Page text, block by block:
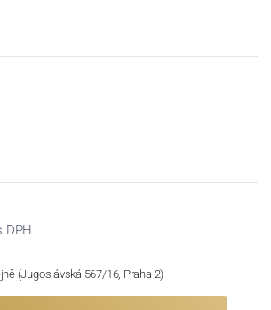
DPH
(Jugoslávská 567/16, Praha 2)